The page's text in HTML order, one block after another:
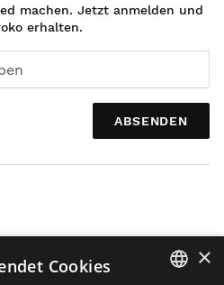
machen. Jetzt anmelden und
erhalten.
ABSENDEN
×
Cookies